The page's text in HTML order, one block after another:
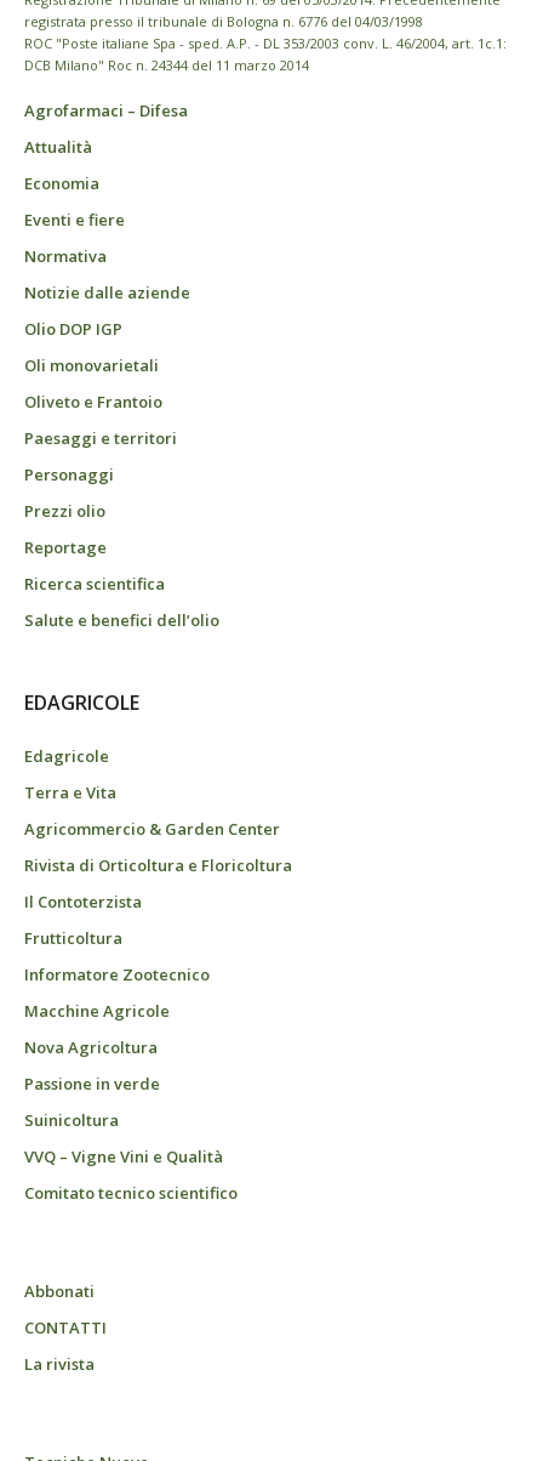
registrata presso il tribunale di Bologna n. 6776 del 04/03/1998
ROC "Poste italiane Spa - sped. A.P. - DL 353/2003 conv. L. 46/2004, art. 1c.1:
DCB Milano" Roc n. 24344 del 11 marzo 2014
Agrofarmaci – Difesa
Attualità
Economia
Eventi e fiere
Normativa
Notizie dalle aziende
Olio DOP IGP
Oli monovarietali
Oliveto e Frantoio
Paesaggi e territori
Personaggi
Prezzi olio
Reportage
Ricerca scientifica
Salute e benefici dell’olio
EDAGRICOLE
Edagricole
Terra e Vita
Agricommercio & Garden Center
Rivista di Orticoltura e Floricoltura
Il Contoterzista
Frutticoltura
Informatore Zootecnico
Macchine Agricole
Nova Agricoltura
Passione in verde
Suinicoltura
VVQ – Vigne Vini e Qualità
Comitato tecnico scientifico
Abbonati
CONTATTI
La rivista